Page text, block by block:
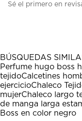
para
1
estrella
Esta
acción
abrirá
el
formulario
de
para
estrellas.
Esta
acción
abrirá
el
formulario
de
para
estrellas.
Esta
acción
abrirá
el
formulario
de
para
Esta
acción
abrirá
el
de
el
de
Sé el primero en
BÚSQUEDAS
Perfume hugo boss
tejidoCalcetines
ejercicioChaleco
mujerChaleco largo
de manga larga
Boss en color negro